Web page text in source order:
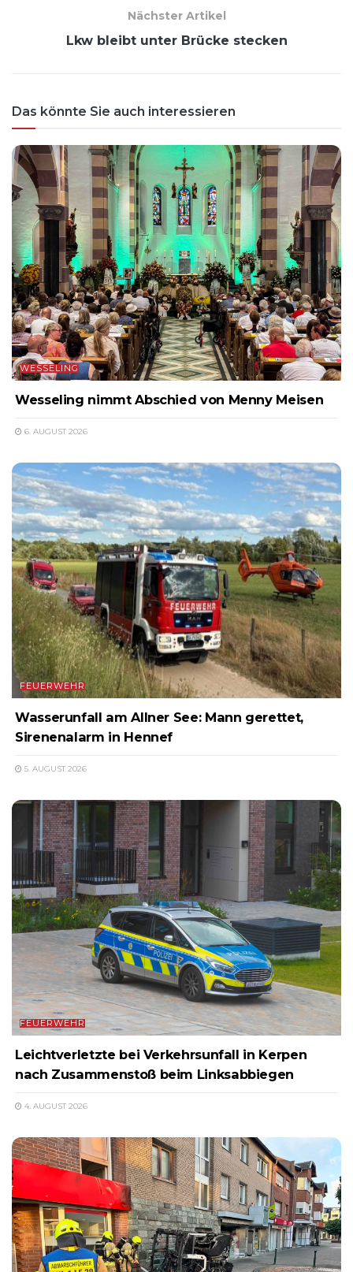
Nächster Artikel
Lkw bleibt unter Brücke stecken
Das könnte Sie auch interessieren
WESSELING
Wesseling nimmt Abschied von Menny Meisen
6. AUGUST 2026
FEUERWEHR
Wasserunfall am Allner See: Mann gerettet,
Sirenenalarm in Hennef
5. AUGUST 2026
FEUERWEHR
Leichtverletzte bei Verkehrsunfall in Kerpen
nach Zusammenstoß beim Linksabbiegen
4. AUGUST 2026